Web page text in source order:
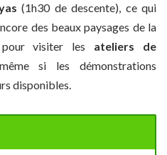
(1h30 de descente), ce qui
des beaux paysages de la
pour visiter les ateliers de
si les démonstrations
disponibles.